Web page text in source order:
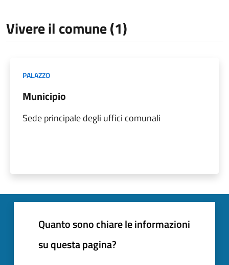
Vivere il comune (1)
PALAZZO
Municipio
Sede principale degli uffici comunali
Quanto sono chiare le informazioni
su questa pagina?